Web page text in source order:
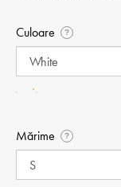
Culoare ?
Mărime ?